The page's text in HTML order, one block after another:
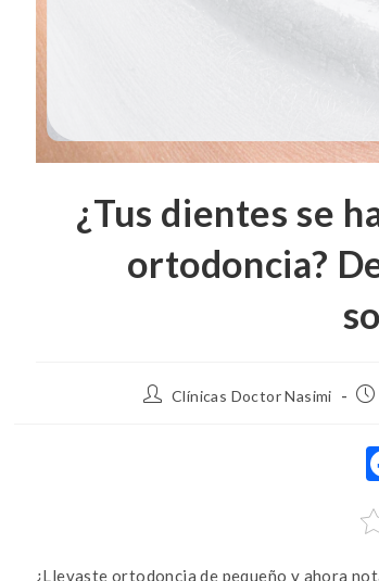
¿Tus dientes se
ortodoncia?
Clínicas Doctor Nasimi
¿Llevaste ortodoncia de pequeño y ahora